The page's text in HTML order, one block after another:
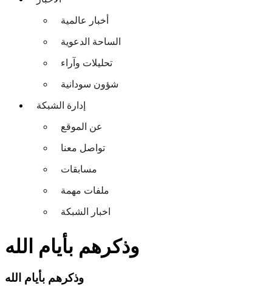
أخبار عالمية
الساحة الدعوية
تحليلات وآراء
شؤون سودانية
إدارة الشبكة
عن الموقع
تواصل معنا
مسابقات
ملفات مهمة
اخبار الشبكة
وذكرهم بأيام الله
وذكرهم بأيام الله